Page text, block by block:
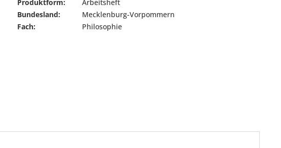
Produktform:
Arbeitsheft
Bundesland:
Mecklenburg-Vorpommern
Fach:
Philosophie